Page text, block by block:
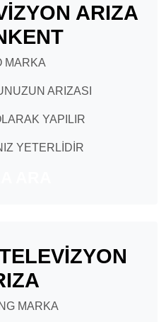
ARIZA
MARKA
ARIZASI
YAPILIR
YETERLİDİR
MARKA